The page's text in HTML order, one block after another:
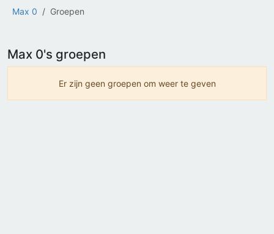
Max 0 Groepen
Max 0's groepen
Er zijn geen groepen om weer te geven